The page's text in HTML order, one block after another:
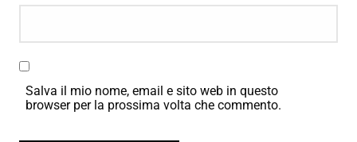
Salva il mio nome, email e sito web in questo
browser per la prossima volta che commento.